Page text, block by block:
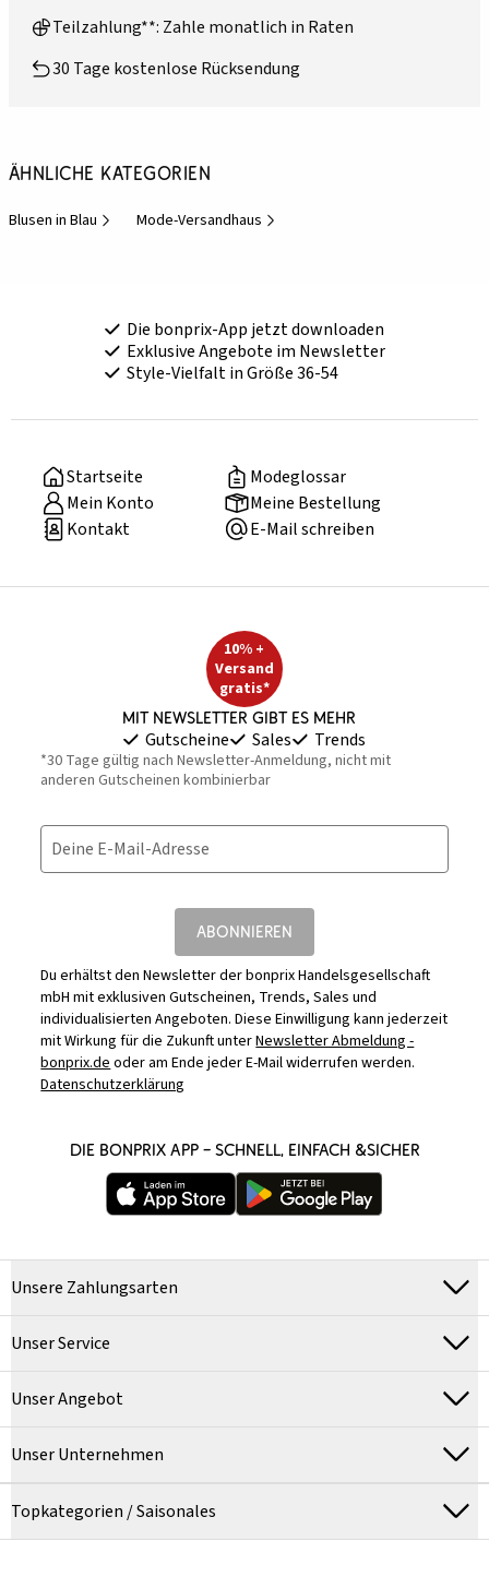
Teilzahlung**: Zahle monatlich in Raten
30 Tage kostenlose Rücksendung
Ähnliche Kategorien
Blusen in Blau Mode-Versandhaus
Die bonprix-App jetzt downloaden
Exklusive Angebote im Newsletter
Style-Vielfalt in Größe 36-54
Startseite
Modeglossar
Mein Konto
Meine Bestellung
Kontakt
E-Mail schreiben
10% +
Versand
gratis*
Mit Newsletter gibt es mehr
Gutscheine Sales Trends
*30 Tage gültig nach Newsletter-Anmeldung, nicht mit
anderen Gutscheinen kombinierbar
Deine E-Mail-Adresse
ABONNIEREN
Du erhältst den Newsletter der bonprix Handelsgesellschaft
mbH mit exklusiven Gutscheinen, Trends, Sales und
individualisierten Angeboten. Diese Einwilligung kann jederzeit
mit Wirkung für die Zukunft unterNewsletter Abmeldung -
bonprix.deoder am Ende jeder E-Mail widerrufen werden.
Datenschutzerklärung
DIE BONPRIX APP – SCHNELL, EINFACH &SICHER
Unsere Zahlungsarten
Unser Service
Unser Angebot
Unser Unternehmen
Topkategorien / Saisonales